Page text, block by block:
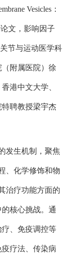
Vesicles ：
文，影响因子
节与运动医学科
附属医院）徐
港中文大学、
聘教授梁宇杰
发生机制，聚焦
、化学修饰和物
治疗功能方面的
核心挑战。通
、免疫调控等
疗法、传染病